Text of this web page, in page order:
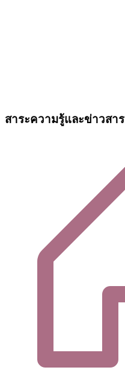
สาระความรู้และข่าวสาร